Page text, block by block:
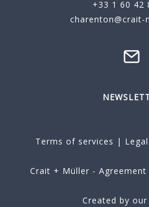
+33 1 60 42
charenton@crait-
Terms of services |
Crait + Müller - Agreement
Created by